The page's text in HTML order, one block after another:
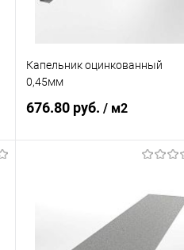
Капельник оцинкованный
0,45мм
676.80 руб. / м2
Купить в 1 клик Сравнение
В избранное Под заказ